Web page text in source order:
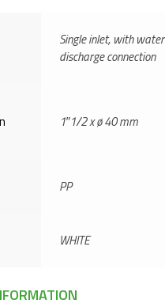
Single inlet, with water
discharge connection
1″1/2 x ø 40 mm
PP
WHITE